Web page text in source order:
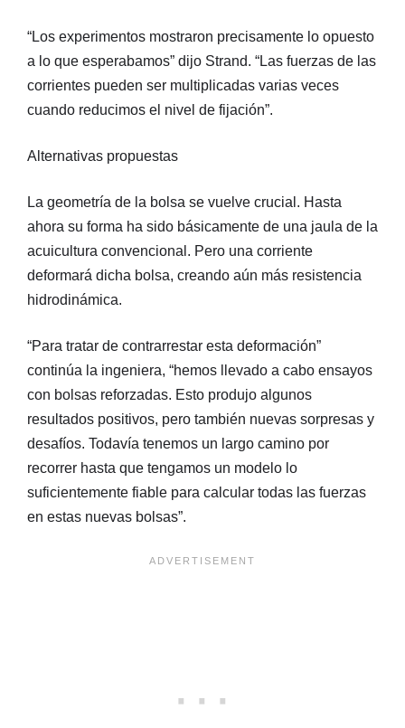
“Los experimentos mostraron precisamente lo opuesto
a lo que esperabamos” dijo Strand. “Las fuerzas de las
corrientes pueden ser multiplicadas varias veces
cuando reducimos el nivel de fijación”.
Alternativas propuestas
La geometría de la bolsa se vuelve crucial. Hasta
ahora su forma ha sido básicamente de una jaula de la
acuicultura convencional. Pero una corriente
deformará dicha bolsa, creando aún más resistencia
hidrodinámica.
“Para tratar de contrarrestar esta deformación”
continúa la ingeniera, “hemos llevado a cabo ensayos
con bolsas reforzadas. Esto produjo algunos
resultados positivos, pero también nuevas sorpresas y
desafíos. Todavía tenemos un largo camino por
recorrer hasta que tengamos un modelo lo
suficientemente fiable para calcular todas las fuerzas
en estas nuevas bolsas”.